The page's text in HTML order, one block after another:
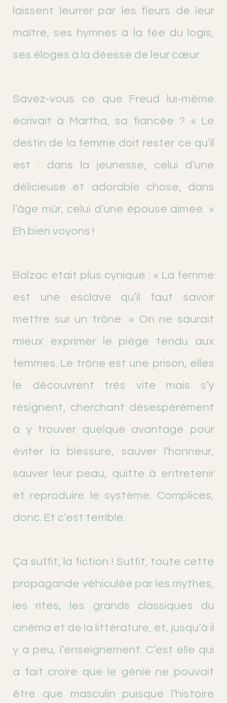
laissent leurrer par les fleurs de leur
maître, ses hymnes à la fée du logis,
ses éloges à la déesse de leur cœur.
Savez-vous ce que Freud lui-même
écrivait à Martha, sa fiancée ? « Le
destin de la femme doit rester ce qu’il
est : dans la jeunesse, celui d’une
délicieuse et adorable chose, dans
l’âge mûr, celui d’une épouse aimée. »
Eh bien voyons !
Balzac était plus cynique : « La femme
est une esclave qu’il faut savoir
mettre sur un trône. » On ne saurait
mieux exprimer le piège tendu aux
femmes. Le trône est une prison, elles
le découvrent très vite mais s’y
résignent, cherchant désespérément
à y trouver quelque avantage pour
éviter la blessure, sauver l’honneur,
sauver leur peau, quitte à entretenir
et reproduire le système. Complices,
donc. Et c’est terrible.
Ça suffit, la fiction ! Suffit, toute cette
propagande véhiculée par les mythes,
les rites, les grands classiques du
cinéma et de la littérature, et, jusqu’à il
y a peu, l’enseignement. C’est elle qui
a fait croire que le génie ne pouvait
être que masculin puisque l’histoire